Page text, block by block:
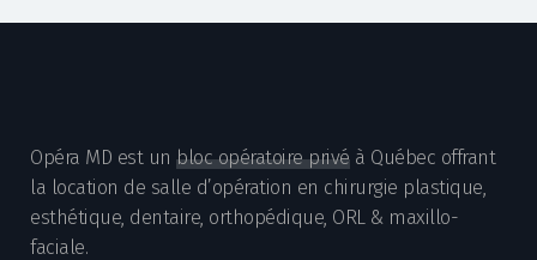
Opéra MD est un bloc opératoire privéà Québec offrant
la location de salle d’opération en chirurgie plastique,
esthétique, dentaire, orthopédique, ORL & maxillo-
faciale.